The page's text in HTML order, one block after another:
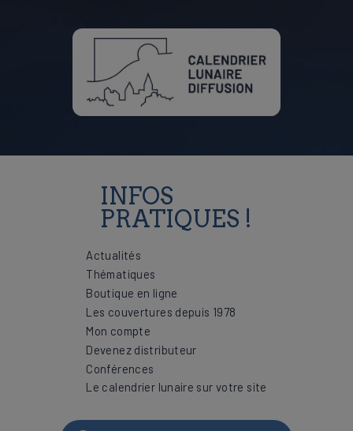
INFOS
PRATIQUES !
Actualités
Thématiques
Boutique en ligne
Les couvertures depuis 1978
Mon compte
Devenez distributeur
Conférences
Le calendrier lunaire sur votre site